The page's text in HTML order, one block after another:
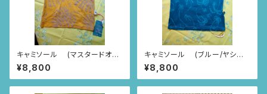
キャミソール (マスタードオレ
ンジ/モンステラ柄)
¥8,800
キャミソール (ブルー/ヤシの
木柄)
¥8,800